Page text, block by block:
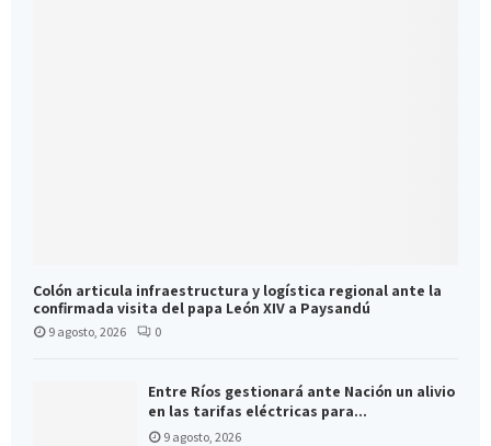
Colón articula infraestructura y logística regional ante la
confirmada visita del papa León XIV a Paysandú
9 agosto, 2026 0
Entre Ríos gestionará ante Nación un alivio
en las tarifas eléctricas para...
9 agosto, 2026